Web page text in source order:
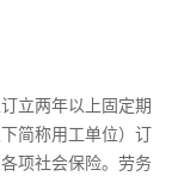
立两年以上固定期
简称用工单位）订
项社会保险。劳务